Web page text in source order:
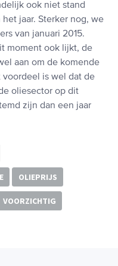
ook niet stand
jaar. Sterker nog, we
van januari 2015.
moment ook lijkt, de
aan om de komende
is wel dat de
oliesector op dit
zijn dan een jaar
OLIEPRIJS
VOORZICHTIG